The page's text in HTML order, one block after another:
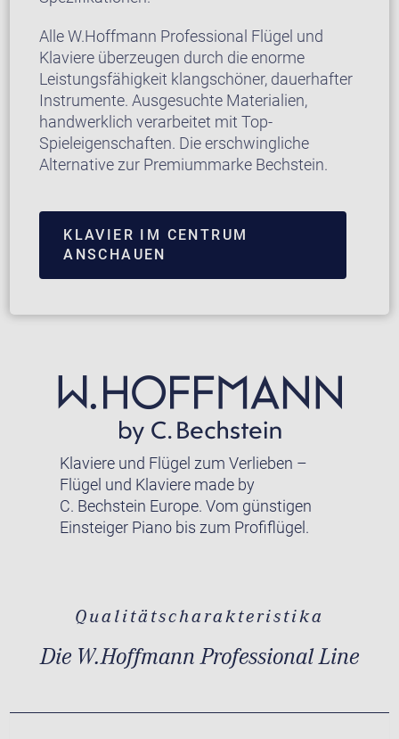
Alle W.Hoffmann Professional Flügel und
Klaviere überzeugen durch die enorme
Leistungsfähigkeit klangschöner, dauerhafter
Instrumente. Ausgesuchte Materialien,
handwerklich verarbeitet mit Top-
Spieleigenschaften. Die erschwingliche
Alternative zur Premiummarke Bechstein.
KLAVIER IM CENTRUM
ANSCHAUEN
Klaviere und Flügel zum Verlieben –
Flügel und Klaviere made by
C. Bechstein Europe. Vom günstigen
Einsteiger Piano bis zum Profiflügel.
Qualitätscharakteristika
Die W.Hoffmann Professional Line